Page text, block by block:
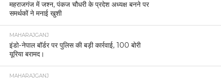
महराजगंज में जश्न, पंकज चौधरी के प्रदेश अध्यक्ष बनने पर
समर्थकों ने मनाई खुशी
MAHARAJGANJ
इंडो-नेपाल बॉर्डर पर पुलिस की बड़ी कार्रवाई, 100 बोरी
यूरिया बरामद।
MAHARAJGANJ